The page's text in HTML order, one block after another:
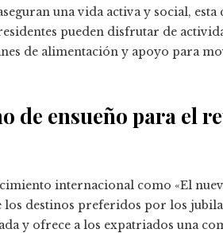
una vida activa y social,
pueden disfrutar de
de alimentación y apoyo para
de ensueño para el
internacional como «El
destinos preferidos por los
y ofrece a los expatriados una